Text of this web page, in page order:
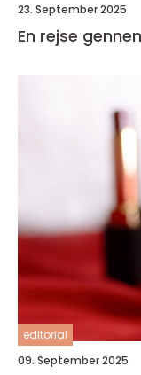
23. September 2025
En rejse
editorial
09. September 2025